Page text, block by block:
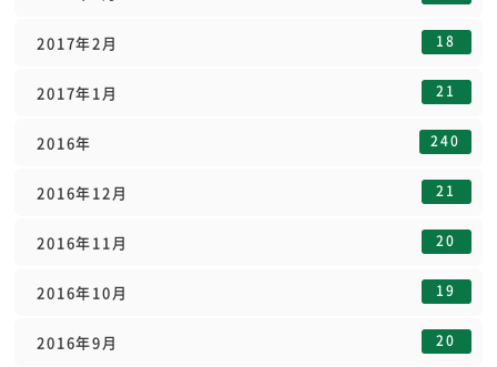
2017年2月 18
2017年1月 21
2016年 240
2016年12月 21
2016年11月 20
2016年10月 19
2016年9月 20